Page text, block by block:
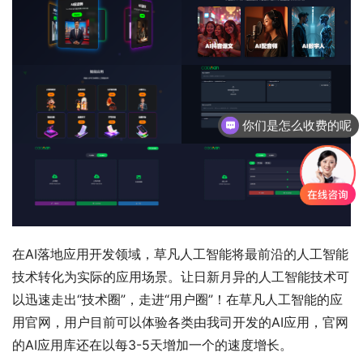
在AI落地应用开发领域，草凡人工智能将最前沿的人工智能
技术转化为实际的应用场景。让日新月异的人工智能技术可
以迅速走出“技术圈”，走进“用户圈”！在草凡人工智能的应
用官网，用户目前可以体验各类由我司开发的AI应用，官网
的AI应用库还在以每3-5天增加一个的速度增长。
你们是怎么收费的呢